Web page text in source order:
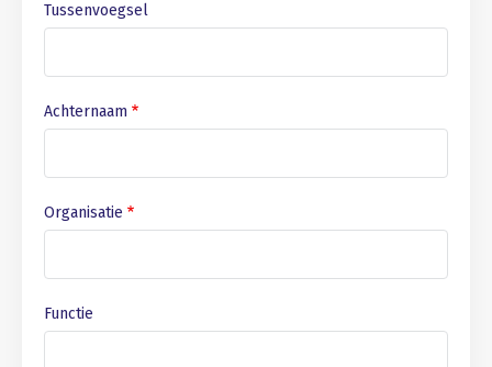
Tussenvoegsel
Achternaam
Organisatie
Functie